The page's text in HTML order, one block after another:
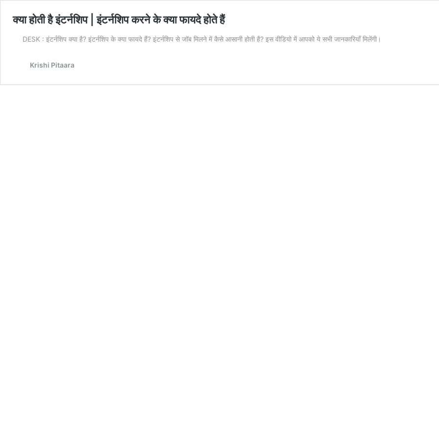
क्या होती है इंटर्नशिप | इंटर्नशिप करने के क्या फायदे होते हैं
DESK : इंटर्नशिप क्या है? इंटर्नशिप के क्या फायदे हैं? इंटर्नशिप से जॉब मिलने में कैसे आसानी होती है? इस वीडियो में आपको ये सभी जानकारियाँ मिलेंगी।
Krishi Pitaara